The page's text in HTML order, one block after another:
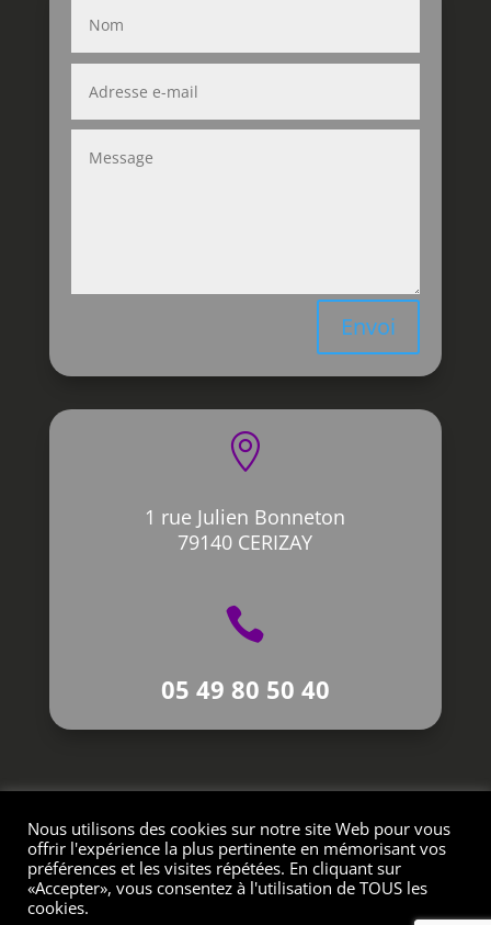
Envoi

1 rue Julien Bonneton
79140 CERIZAY

05 49 80 50 40
Création L’Impression Créative © 2021
Nous utilisons des cookies sur notre site Web pour vous
offrir l'expérience la plus pertinente en mémorisant vos
préférences et les visites répétées. En cliquant sur
«Accepter», vous consentez à l'utilisation de TOUS les
cookies.